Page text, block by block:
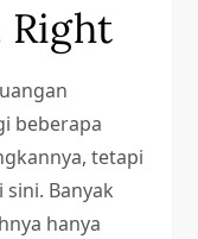
Right
beberapa
tetapi
Banyak
hanya